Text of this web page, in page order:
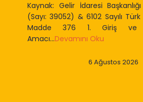
Kaynak: Gelir İdaresi
(Sayı: 39052) & 6102 Sayılı
Madde 376 1. Giriş ve
Amacı...Devamını Oku
6 Ağustos 2026